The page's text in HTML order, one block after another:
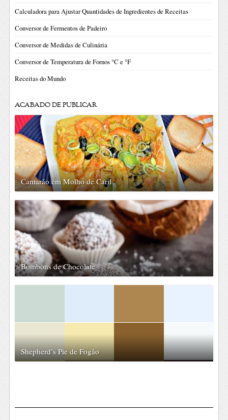
Calculadora para Ajustar Quantidades de Ingredientes de Receitas
Conversor de Fermentos de Padeiro
Conversor de Medidas de Culinária
Conversor de Temperatura de Fornos °C e °F
Receitas do Mundo
ACABADO DE PUBLICAR
Camarão em Molho de Caril
Bombons de Chocolate
Shepherd’s Pie de Fogão